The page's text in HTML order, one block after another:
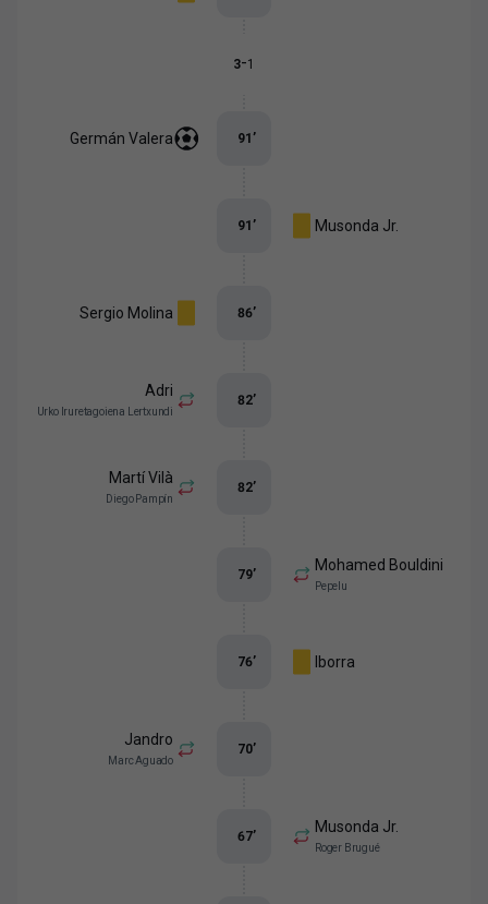
3-1
Germán Valera 91’
Musonda Jr.
91’
Sergio Molina 86’
Adri
Urko Iruretagoiena Lertxundi
82’
Martí Vilà
Diego Pampín
82’
Mohamed Bouldini
Pepelu
79’
Iborra
76’
Jandro
Marc Aguado
70’
Musonda Jr.
Roger Brugué
67’